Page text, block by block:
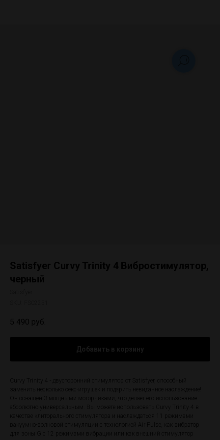
Satisfyer Curvy Trinity 4 Вибростимулятор,
черный
5 490 руб.
Добавить в корзину
Curvy Trinity 4 - двусторонний стимулятор от Satisfyer, способный
заменить несколько секс-игрушек и подарить невиданное наслаждение!
Он оснащен 3 мощными моторчиками, что делает его использование
абсолютно универсальным. Вы можете использовать Curvy Trinity 4 в
качестве клиторального стимулятора и наслаждаться 11 режимами
вакуумно-волновой стимуляции с технологией Air Pulse, как вибратор
для зоны G с 12 режимами вибрации или как внешний стимулятор